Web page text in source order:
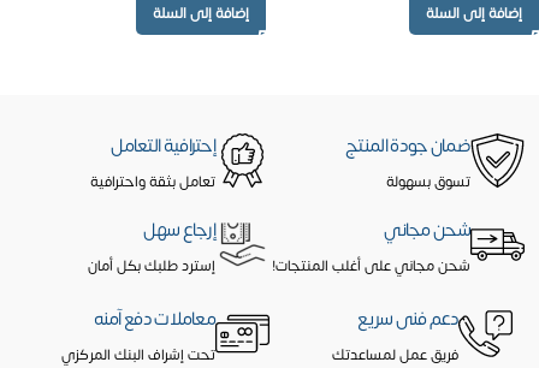
إضافة إلى السلة إضافة إلى السلة
ضمان جودة المنتج
تسوق بسهولة
إحترافية التعامل
تعامل بثقة واحترافية
شحن مجاني
شحن مجاني على أغلب المنتجات!
إرجاع سهل
إسترد طلبك بكل أمان
دعم فنى سريع
فريق عمل لمساعدتك
معاملات دفع آمنه
تحت إشراف البنك المركزي